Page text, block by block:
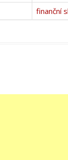
finanční